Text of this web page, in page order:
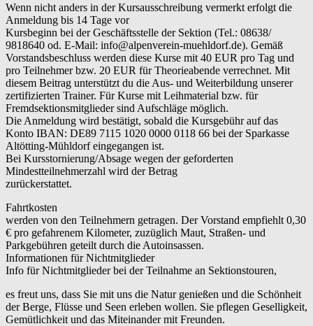
Wenn nicht anders in der Kursausschreibung vermerkt erfolgt die
Anmeldung bis 14 Tage vor
Kursbeginn bei der Geschäftsstelle der Sektion (Tel.: 08638/
9818640 od. E-Mail: info@alpenverein-muehldorf.de). Gemäß
Vorstandsbeschluss werden diese Kurse mit 40 EUR pro Tag und
pro Teilnehmer bzw. 20 EUR für Theorieabende verrechnet. Mit
diesem Beitrag unterstützt du die Aus- und Weiterbildung unserer
zertifizierten Trainer. Für Kurse mit Leihmaterial bzw. für
Fremdsektionsmitglieder sind Aufschläge möglich.
Die Anmeldung wird bestätigt, sobald die Kursgebühr auf das
Konto IBAN: DE89 7115 1020 0000 0118 66 bei der Sparkasse
Altötting-Mühldorf eingegangen ist.
Bei Kursstornierung/Absage wegen der geforderten
Mindestteilnehmerzahl wird der Betrag
zurückerstattet.
Fahrtkosten
werden von den Teilnehmern getragen. Der Vorstand empfiehlt 0,30
€ pro gefahrenem Kilometer, zuzüglich Maut, Straßen- und
Parkgebühren geteilt durch die Autoinsassen.
Informationen für Nichtmitglieder
Info für Nichtmitglieder bei der Teilnahme an Sektionstouren,
es freut uns, dass Sie mit uns die Natur genießen und die Schönheit
der Berge, Flüsse und Seen erleben wollen. Sie pflegen Geselligkeit,
Gemütlichkeit und das Miteinander mit Freunden.